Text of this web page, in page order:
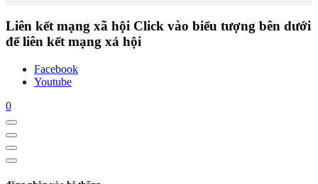
Liên kết mạng xã hội Click vào biểu tượng bên dưới
để liên kết mạng xả hội
Facebook
Youtube
0